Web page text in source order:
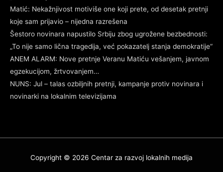
Matić: Nekažnjivost motiviše one koji prete, od desetak pretnji
koje sam prijavio – nijedna razrešena
Šestoro novinara napustilo Srbiju zbog ugrožene bezbednosti:
„To nije samo lična tragedija, već pokazatelj stanja demokratije“
ANEM ALARM: Nove pretnje Veranu Matiću vešanjem, javnom
egzekucijom, žrtvovanjem…
NUNS: Jul – talas ozbiljnih pretnji, kampanje protiv novinara i
novinarki na lokalnim televizijama
Copyright © 2026 Centar za razvoj lokalnih medija